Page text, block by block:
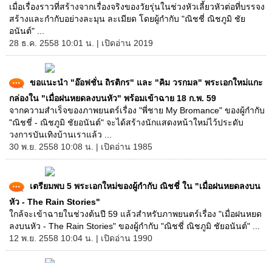
เมื่อเรื่องราวที่สร้างจากเรื่องจริงของวัยรุ่นในช่วงหัวเลี้ยวหัวต่อที่บรรจง
สร้างและกำกับอย่างละมุน ละเมียด โดยผู้กำกับ "ณิชชี่ ณิชภูมิ ชัย
อนันต์" ...
28 ธ.ค. 2558 10:01 น. | เปิดอ่าน 2019
ขอแนะนำ "อ๊อฟชั่น ถิรติกร" และ "คิม วรกมล" พระเอกใหม่แกะ
กล่องใน "เมื่อฝนหยดลงบนหัว" พร้อมเข้าฉาย 18 ก.พ. 59
จากความสำเร็จของภาพยนตร์เรื่อง "พี่ชาย My Bromance" ของผู้กำกับ
"ณิชชี่ - ณิชภูมิ ชัยอนันต์" จะได้สร้างนักแสดงหน้าใหม่ไว้ประดับ
วงการบันเทิงบ้านเราแล้ว ...
30 พ.ย. 2558 10:08 น. | เปิดอ่าน 1985
เตรียมพบ 5 พระเอกใหม่ของผู้กำกับ ณิชชี่ ใน "เมื่อฝนหยดลงบน
หัว - The Rain Stories"
ใกล้จะเข้าฉายในช่วงต้นปี 59 แล้วสำหรับภาพยนตร์เรื่อง "เมื่อฝนหยด
ลงบนหัว - The Rain Stories" ของผู้กำกับ "ณิชชี่ ณิชภูมิ ชัยอนันต์" ...
12 พ.ย. 2558 10:04 น. | เปิดอ่าน 1990